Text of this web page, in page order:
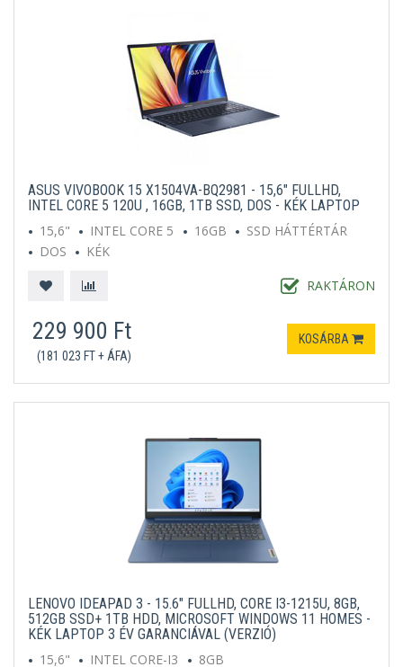
ASUS VIVOBOOK 15 X1504VA-BQ2981 - 15,6" FULLHD,
INTEL CORE 5 120U , 16GB, 1TB SSD, DOS - KÉK LAPTOP
15,6"
INTEL CORE 5 16GB
SSD HÁTTÉRTÁR
DOS
KÉK
RAKTÁRON
229 900 Ft
(181 023 FT + ÁFA)
KOSÁRBA
LENOVO IDEAPAD 3 - 15.6" FULLHD, CORE I3-1215U, 8GB,
512GB SSD+ 1TB HDD, MICROSOFT WINDOWS 11 HOMES -
KÉK LAPTOP 3 ÉV GARANCIÁVAL (VERZIÓ)
15,6"
INTEL CORE-I3
8GB